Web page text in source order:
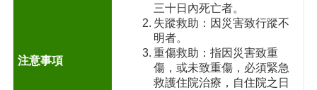
三十日內死亡者。
失蹤救助：因災害致行蹤不
明者。
重傷救助：指因災害致重
傷，或未致重傷，必須緊急
救護住院治療，自住院之日